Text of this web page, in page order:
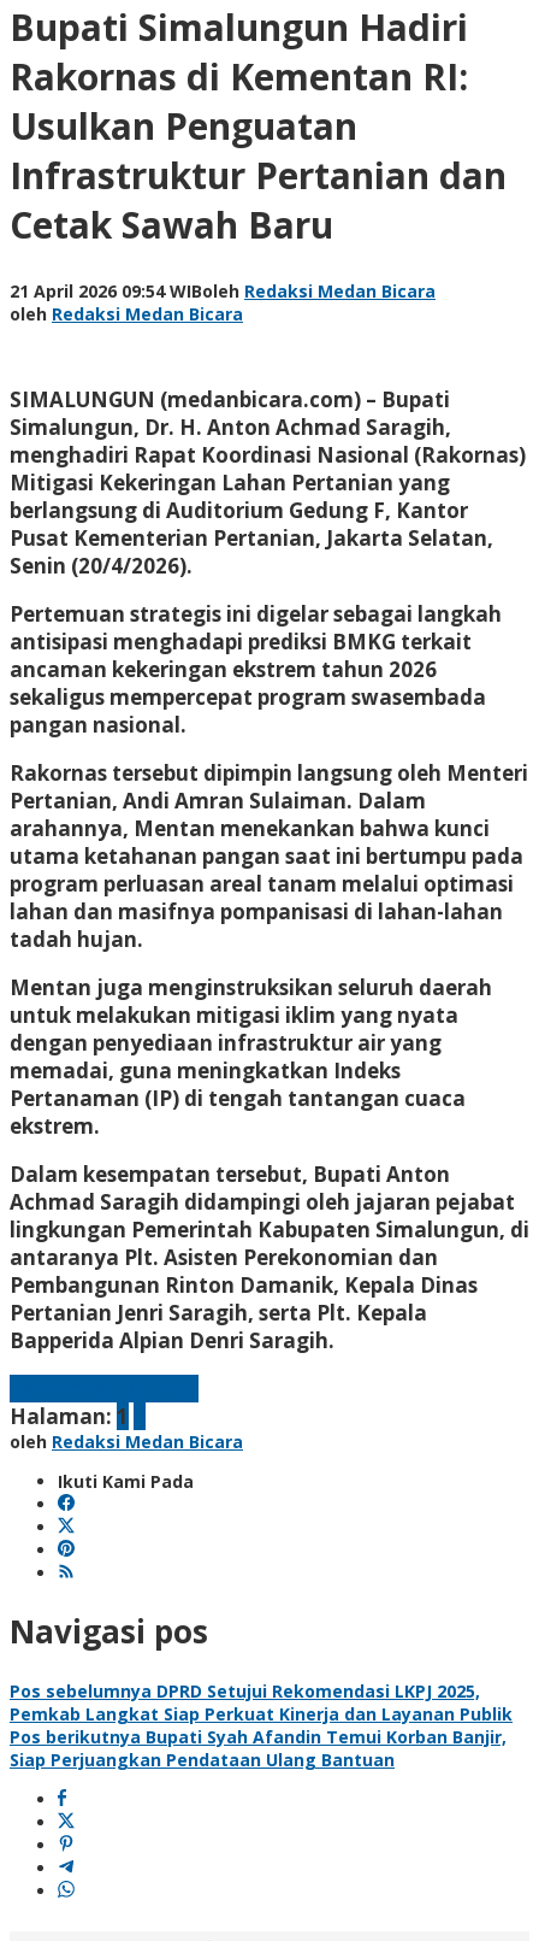
Bupati Simalungun Hadiri
Rakornas di Kementan RI:
Usulkan Penguatan
Infrastruktur Pertanian dan
Cetak Sawah Baru
21 April 2026 09:54 WIBoleh Redaksi Medan Bicara
oleh Redaksi Medan Bicara
SIMALUNGUN (medanbicara.com) – Bupati
Simalungun, Dr. H. Anton Achmad Saragih,
menghadiri Rapat Koordinasi Nasional (Rakornas)
Mitigasi Kekeringan Lahan Pertanian yang
berlangsung di Auditorium Gedung F, Kantor
Pusat Kementerian Pertanian, Jakarta Selatan,
Senin (20/4/2026).
Pertemuan strategis ini digelar sebagai langkah
antisipasi menghadapi prediksi BMKG terkait
ancaman kekeringan ekstrem tahun 2026
sekaligus mempercepat program swasembada
pangan nasional.
Rakornas tersebut dipimpin langsung oleh Menteri
Pertanian, Andi Amran Sulaiman. Dalam
arahannya, Mentan menekankan bahwa kunci
utama ketahanan pangan saat ini bertumpu pada
program perluasan areal tanam melalui optimasi
lahan dan masifnya pompanisasi di lahan-lahan
tadah hujan.
Mentan juga menginstruksikan seluruh daerah
untuk melakukan mitigasi iklim yang nyata
dengan penyediaan infrastruktur air yang
memadai, guna meningkatkan Indeks
Pertanaman (IP) di tengah tantangan cuaca
ekstrem.
Dalam kesempatan tersebut, Bupati Anton
Achmad Saragih didampingi oleh jajaran pejabat
lingkungan Pemerintah Kabupaten Simalungun, di
antaranya Plt. Asisten Perekonomian dan
Pembangunan Rinton Damanik, Kepala Dinas
Pertanian Jenri Saragih, serta Plt. Kepala
Bapperida Alpian Denri Saragih.
Halaman: 1
oleh Redaksi Medan Bicara
Ikuti Kami Pada
Navigasi pos
Pos sebelumnya DPRD Setujui Rekomendasi LKPJ 2025,
Pemkab Langkat Siap Perkuat Kinerja dan Layanan Publik
Pos berikutnya Bupati Syah Afandin Temui Korban Banjir,
Siap Perjuangkan Pendataan Ulang Bantuan